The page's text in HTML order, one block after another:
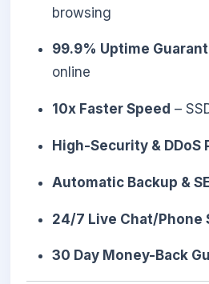
browsing
99.9% Uptime
online
10x Faster Speed –
High-Security &
Automatic Backup &
24/7 Live Chat/Phone
30 Day Money-Back